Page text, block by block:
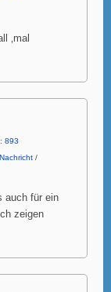
‚mal
893
Nachricht /
auch für ein
zeigen